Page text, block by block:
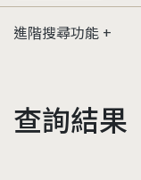
進階搜尋功能
查詢結果